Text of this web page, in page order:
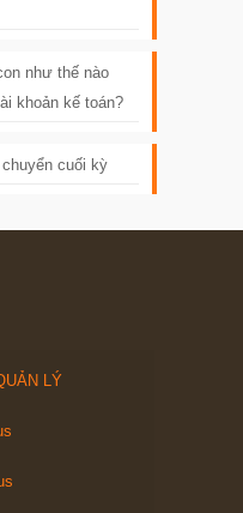
như thế nào
khoản kế toán?
cuối kỳ
LÝ